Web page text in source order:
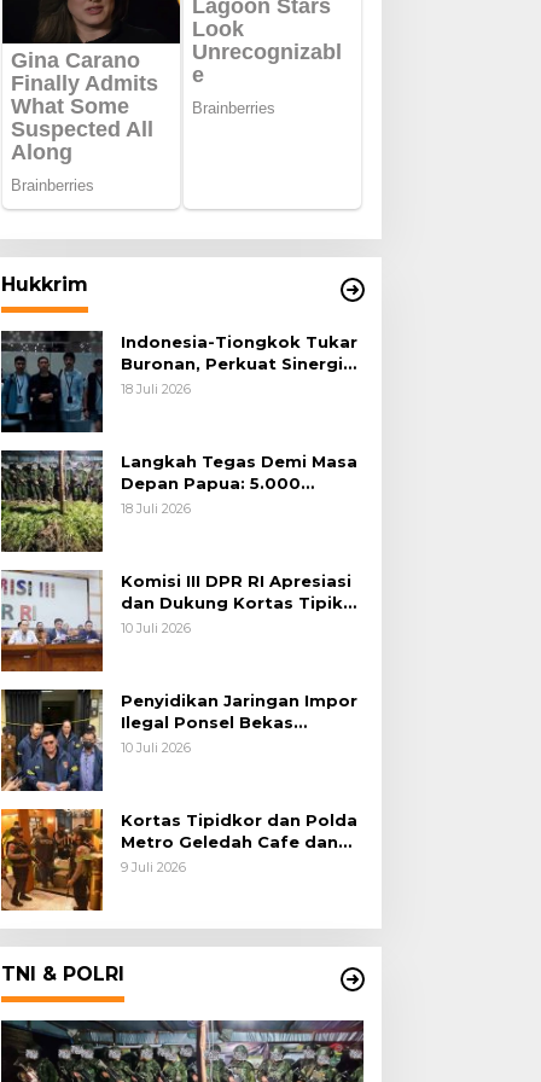
Hukkrim
Indonesia-Tiongkok Tukar
Buronan, Perkuat Sinergi
Penegakan Hukum Lintas
18 Juli 2026
Langkah Tegas Demi Masa
Depan Papua: 5.000
Batang Ganja Berhasil
18 Juli 2026
Komisi III DPR RI Apresiasi
dan Dukung Kortas Tipikor
Polri Usut Dugaan Korupsi
10 Juli 2026
Penyidikan Jaringan Impor
Ilegal Ponsel Bekas
Rampung, Tiga Tersangka
10 Juli 2026
Kortas Tipidkor dan Polda
Metro Geledah Cafe dan
Money Changer
9 Juli 2026
TNI & POLRI